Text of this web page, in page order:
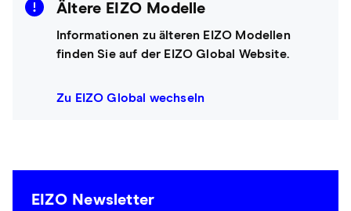
Ältere EIZO Modelle
Informationen zu älteren EIZO Modellen
finden Sie auf der EIZO Global Website.
Zu EIZO Global wechseln
EIZO Newsletter